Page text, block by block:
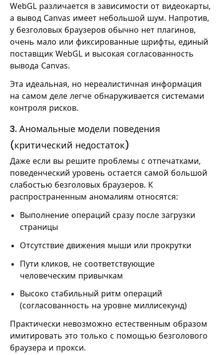
WebGL различается в зависимости от видеокарты,
а вывод Canvas имеет небольшой шум. Напротив,
у безголовых браузеров обычно нет плагинов,
очень мало или фиксированные шрифты, единый
поставщик WebGL и высокая согласованность
вывода Canvas.
Эта идеальная, но нереалистичная информация
на самом деле легче обнаруживается системами
контроля рисков.
3. Аномальные модели поведения
(критический недостаток)
Даже если вы решите проблемы с отпечатками,
поведенческий уровень остается самой большой
слабостью безголовых браузеров. К
распространенным аномалиям относятся:
Выполнение операций сразу после загрузки
страницы
Отсутствие движения мыши или прокрутки
Пути кликов, не соответствующие
человеческим привычкам
Высоко стабильный ритм операций
(согласованность на уровне миллисекунд)
Практически невозможно естественным образом
имитировать это только с помощью безголового
браузера и прокси.